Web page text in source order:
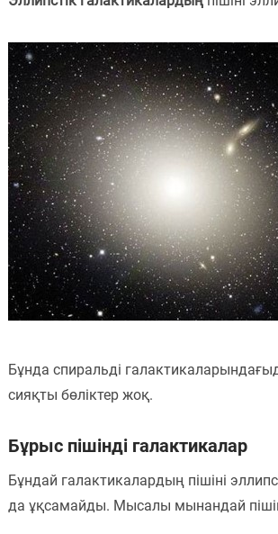
Бұнда спиральді
сияқты бөліктер жоқ.
Бұрыс пішінді галактикалар
Бұндай галактикалардың пішіні
да ұқсамайды. Мысалы мынандай